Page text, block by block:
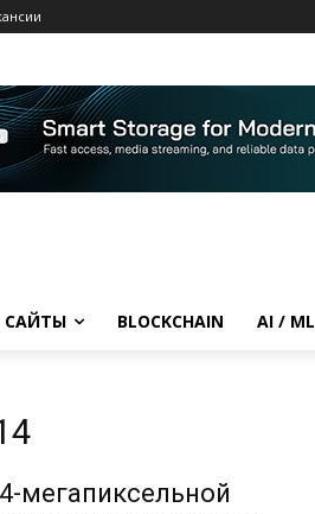
САЙТЫ BLOCKCHAIN AI / ML
мегапиксельной